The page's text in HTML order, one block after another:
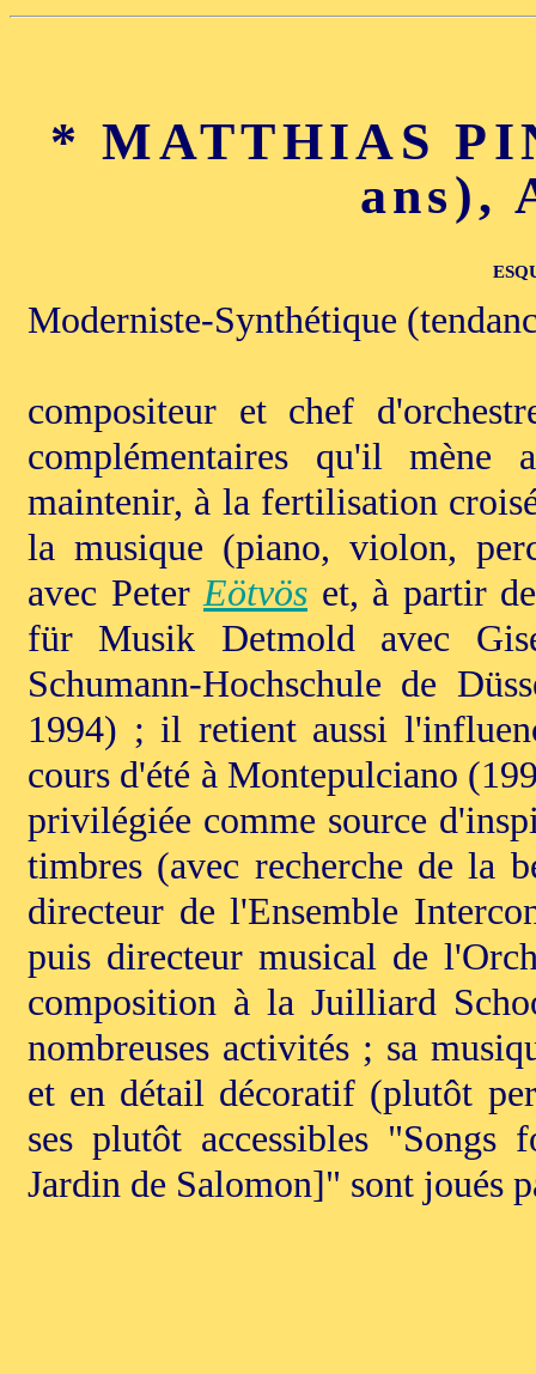
* MATTHIAS
ans),
Moderniste-Synthétique
compositeur et chef
complémentaires qu'il
maintenir, à la fertilisation
la musique (piano, violon,
avec Peter Eötvös et, à partir
für Musik Detmold avec
Schumann-Hochschule de
1994) ; il retient aussi
cours d'été à Montepulciano
privilégiée comme source
timbres (avec recherche de la
directeur de l'Ensemble
puis directeur musical de
composition à la Juilliard
nombreuses activités ; sa
et en détail décoratif (plutôt
ses plutôt accessibles "Songs
Jardin de Salomon]" sont joués